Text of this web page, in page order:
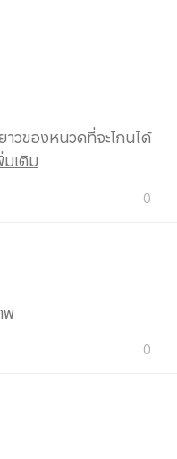
วของหนวดที่จะโกนได้
มเติม
0
พ
0